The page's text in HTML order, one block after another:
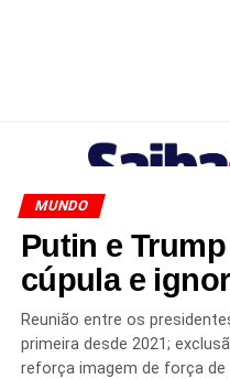
MUNDO
Putin e
cúpula e
Reunião entre os
primeira desde 2021;
reforça imagem de força de